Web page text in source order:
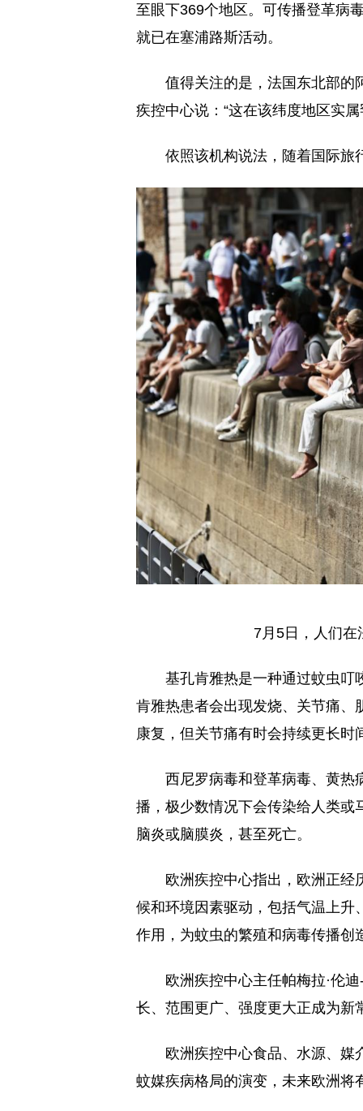
至眼下369个地区。可传播登革病
就已在塞浦路斯活动。
值得关注的是，法国东北部的
疾控中心说：“这在该纬度地区实
依照该机构说法，随着国际旅
7月5日，人们在
基孔肯雅热是一种通过蚊虫叮
肯雅热患者会出现发烧、关节痛、
康复，但关节痛有时会持续更长时
西尼罗病毒和登革病毒、黄热
播，极少数情况下会传染给人类或
脑炎或脑膜炎，甚至死亡。
欧洲疾控中心指出，欧洲正经
候和环境因素驱动，包括气温上
作用，为蚊虫的繁殖和病毒传播创
欧洲疾控中心主任帕梅拉·伦
长、范围更广、强度更大正成为新
欧洲疾控中心食品、水源、媒
蚊媒疾病格局的演变，未来欧洲将